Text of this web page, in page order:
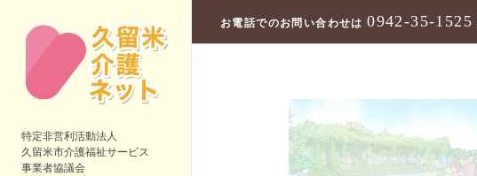
特定非営利活動法人
久留米市介護福祉サービス
事業者協議会
お電話でのお問い合わせは0942-35-1525